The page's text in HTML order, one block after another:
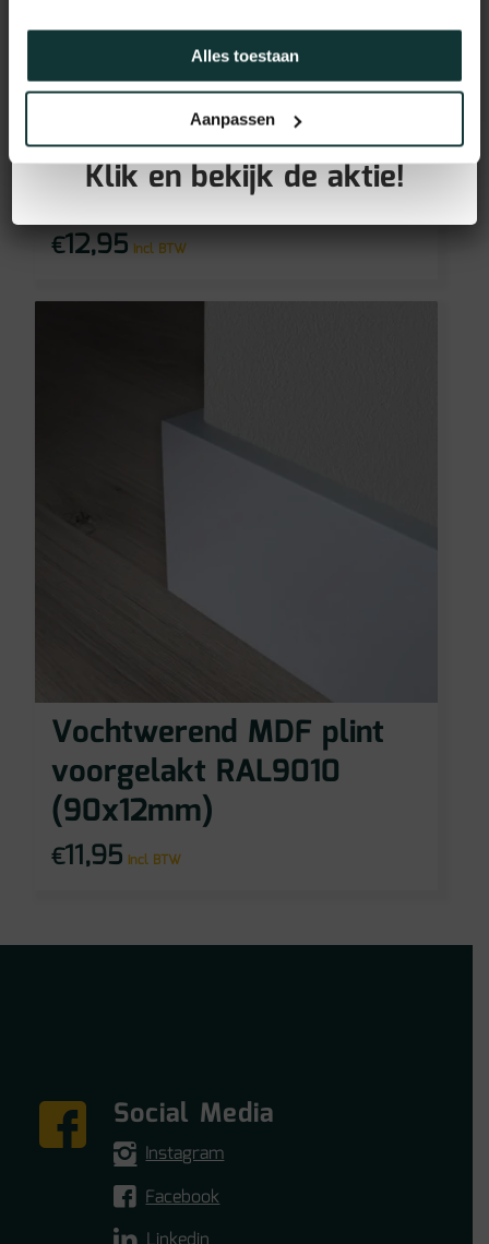
Alles toestaan
Aanpassen
Vochtwerend MDF plint
voorgelakt RAL9016
(90x15mm)
€12,95 incl BTW
Vochtwerend MDF plint
voorgelakt RAL9010
(90x12mm)
€11,95 incl BTW
Social Media
Instagram
Facebook
GRATIS PLINTEN bij aankoop
van jouw vloer!
Klik en bekijk de aktie!